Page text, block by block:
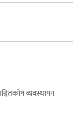
व्यवस्थापन